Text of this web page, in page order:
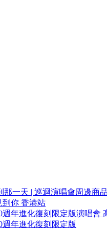
那一天 | 巡迴演唱會周邊商品
到你 香港站
週年進化復刻限定版演唱會
週年進化復刻限定版